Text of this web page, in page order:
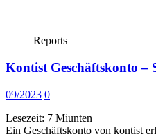
Reports
Kontist Geschäftskonto –
09/2023 0
Lesezeit: 7 Miunten
Ein Geschäftskonto von kontist